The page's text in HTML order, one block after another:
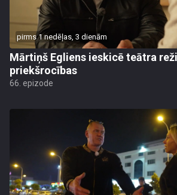
pirms 1 nedēļas, 3 dienām
Mārtiņš Egliens ieskicē teātra
priekšrocības
66. epizode